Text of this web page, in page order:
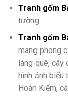
Tranh gốm
tường.
Tranh gốm
mang phong
làng quê, cây
hình ảnh
Hoàn Kiếm,